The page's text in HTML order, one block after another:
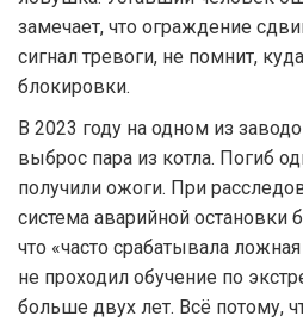
замечает, что ограждение
сигнал тревоги, не помнит,
блокировки.
В 2023 году на одном из
выброс пара из котла. Погиб
получили ожоги. При
система аварийной остановки
что «часто срабатывала
не проходил обучение по
больше двух лет. Всё потому,